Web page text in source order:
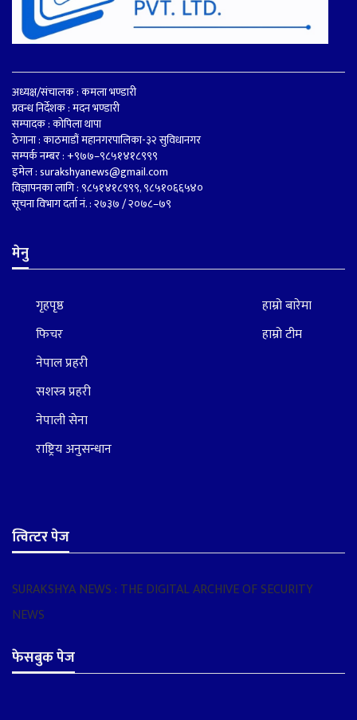
अध्यक्ष/संचालक : कमला भण्डारी
प्रवन्ध निर्देशक : मदन भण्डारी
सम्पादक : कोपिला थापा
ठेगाना : काठमाडौं महानगरपालिका-३२ सुविधानगर
सम्पर्क नम्बर : +९७७–९८५१४१८९९९
इमेल :surakshyanews@gmail.com
विज्ञापनका लागि : ९८५१४१८९९९, ९८५१०६६५४०
सूचना विभाग दर्ता नं. : २७३७ / २०७८–७९
मेनु
गृहपृष्ठ
फिचर
नेपाल प्रहरी
सशस्त्र प्रहरी
नेपाली सेना
राष्ट्रिय अनुसन्धान
हाम्रो बारेमा
हाम्रो टीम
त्वित्टर पेज
SURAKSHYA NEWS : THE DIGITAL ARCHIVE OF SECURITY
NEWS
फेसबुक पेज